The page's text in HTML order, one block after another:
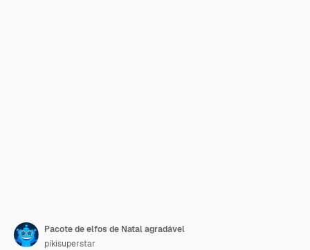
Pacote de elfos de Natal agradável
pikisuperstar